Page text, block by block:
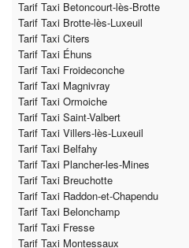
Tarif Taxi Betoncourt-lès-Brotte
Tarif Taxi Brotte-lès-Luxeuil
Tarif Taxi Citers
Tarif Taxi Éhuns
Tarif Taxi Froideconche
Tarif Taxi Magnivray
Tarif Taxi Ormoiche
Tarif Taxi Saint-Valbert
Tarif Taxi Villers-lès-Luxeuil
Tarif Taxi Belfahy
Tarif Taxi Plancher-les-Mines
Tarif Taxi Breuchotte
Tarif Taxi Raddon-et-Chapendu
Tarif Taxi Belonchamp
Tarif Taxi Fresse
Tarif Taxi Montessaux